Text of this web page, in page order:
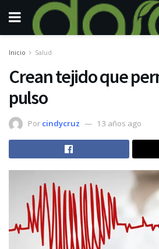
Inicio Salud
Crean tejido que
pulso
Por cindycruz 13 años ago